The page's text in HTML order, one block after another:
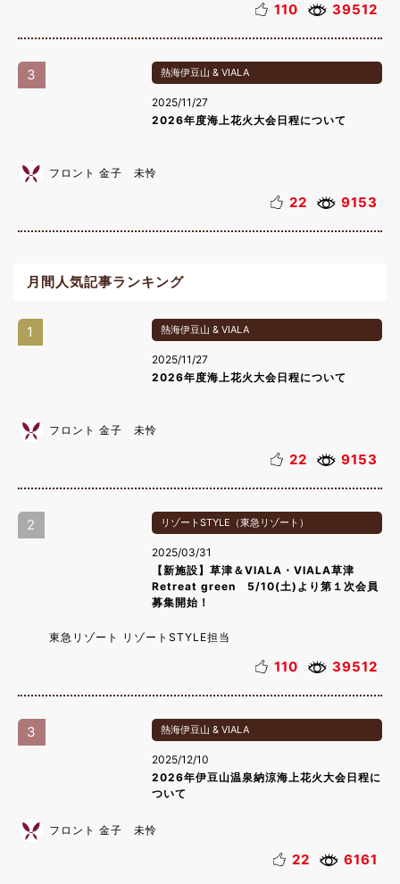
110 39512
3 熱海伊豆山 & VIALA
2025/11/27
2026年度海上花火大会日程について
フロント 金子 未怜
22 9153
月間人気記事ランキング
1 熱海伊豆山 & VIALA
2025/11/27
2026年度海上花火大会日程について
フロント 金子 未怜
22 9153
2 リゾートSTYLE（東急リゾート）
2025/03/31
【新施設】草津＆VIALA・VIALA草津
Retreat green 5/10(土)より第１次会員
募集開始！
東急リゾート リゾートSTYLE担当
110 39512
3 熱海伊豆山 & VIALA
2025/12/10
2026年伊豆山温泉納涼海上花火大会日程に
ついて
フロント 金子 未怜
22 6161